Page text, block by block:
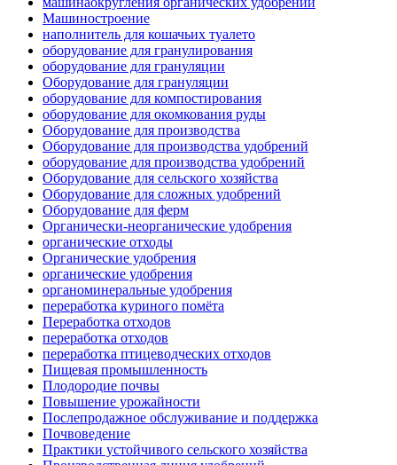
Машиностроение
наполнитель для кошачьих туалето
оборудование для гранулирования
оборудование для грануляции
Оборудование для грануляции
оборудование для компостирования
оборудование для окомкования руды
Оборудование для производства
Оборудование для производства удобрений
оборудование для производства удобрений
Оборудование для сельского хозяйства
Оборудование для сложных удобрений
Оборудование для ферм
Органически-неорганические удобрения
органические отходы
Органические удобрения
органические удобрения
органоминеральные удобрения
переработка куриного помёта
Переработка отходов
переработка отходов
переработка птицеводческих отходов
Пищевая промышленность
Плодородие почвы
Повышение урожайности
Послепродажное обслуживание и поддержка
Почвоведение
Практики устойчивого сельского хозяйства